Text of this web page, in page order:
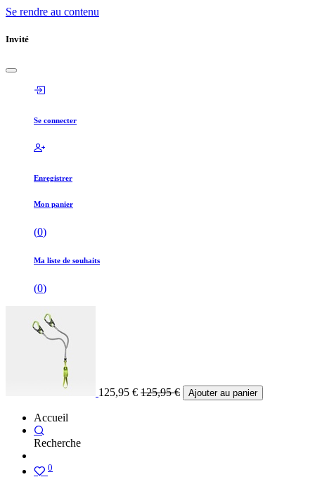
Se rendre au contenu
Invité
Se connecter
Enregistrer
Mon panier
(0)
Ma liste de souhaits
(0)
125,95 € 125,95€ Ajouter au panier
Accueil
Recherche
0